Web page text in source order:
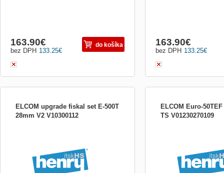
133.25€
bez DPH
163.90€ do košíka
133.25€
bez DPH
163.90€
ELCOM upgrade fiskal set E-500T
28mm V2 V10300112
ELCOM Euro-
TS V01230270109
subjekty, ktorým vzniká
používať registračnú
2015. Kompaktnosť,
so 100 účtovnými